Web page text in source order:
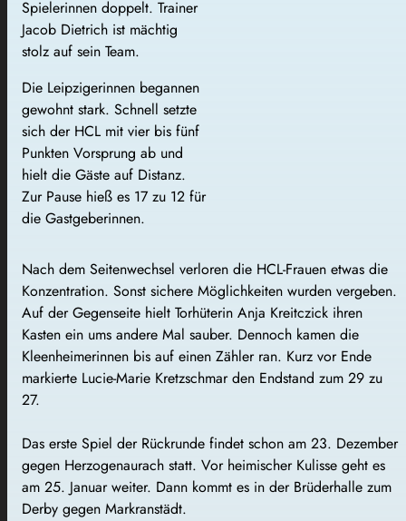
Spielerinnen doppelt. Trainer
Jacob Dietrich ist mächtig
stolz auf sein Team.
Die Leipzigerinnen begannen
gewohnt stark. Schnell setzte
sich der HCL mit vier bis fünf
Punkten Vorsprung ab und
hielt die Gäste auf Distanz.
Zur Pause hieß es 17 zu 12 für
die Gastgeberinnen.
Nach dem Seitenwechsel verloren die HCL-Frauen etwas die
Konzentration. Sonst sichere Möglichkeiten wurden vergeben.
Auf der Gegenseite hielt Torhüterin Anja Kreitczick ihren
Kasten ein ums andere Mal sauber. Dennoch kamen die
Kleenheimerinnen bis auf einen Zähler ran. Kurz vor Ende
markierte Lucie-Marie Kretzschmar den Endstand zum 29 zu
27.
Das erste Spiel der Rückrunde findet schon am 23. Dezember
gegen Herzogenaurach statt. Vor heimischer Kulisse geht es
am 25. Januar weiter. Dann kommt es in der Brüderhalle zum
Derby gegen Markranstädt.